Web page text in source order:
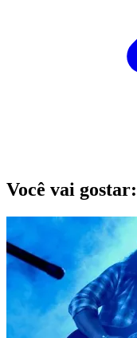
Você vai gostar: